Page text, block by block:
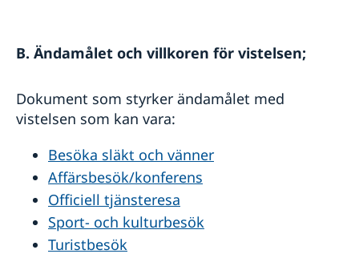
B. Ändamålet och villkoren för vistelsen;
Dokument som styrker ändamålet med
vistelsen som kan vara:
Besöka släkt och vänner
Affärsbesök/konferens
Officiell tjänsteresa
Sport- och kulturbesök
Turistbesök